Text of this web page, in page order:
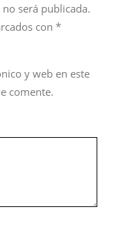
será publicada.
con*
y web en este
comente.